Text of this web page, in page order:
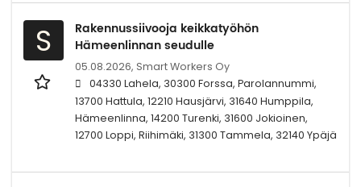
S
Rakennussiivooja keikkatyöhön
Hämeenlinnan seudulle
05.08.2026, Smart Workers Oy
04330 Lahela, 30300 Forssa, Parolannummi,
13700 Hattula, 12210 Hausjärvi, 31640 Humppila,
Hämeenlinna, 14200 Turenki, 31600 Jokioinen,
12700 Loppi, Riihimäki, 31300 Tammela, 32140 Ypäjä